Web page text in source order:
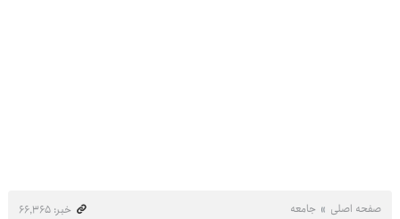
صفحه اصلی جامعه
خبر: ۶۶٬۳۶۵